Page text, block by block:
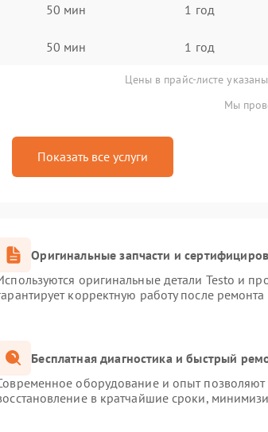
50 мин 1 год
50 мин 1 год
Цены в прайс-листе
Мы
Показать все услуги
Оригинальные запчасти и
оригинальные детали Testo и
корректную работу после
Бесплатная диагностика и быстрый
оборудование и опыт позволяют
в кратчайшие сроки,